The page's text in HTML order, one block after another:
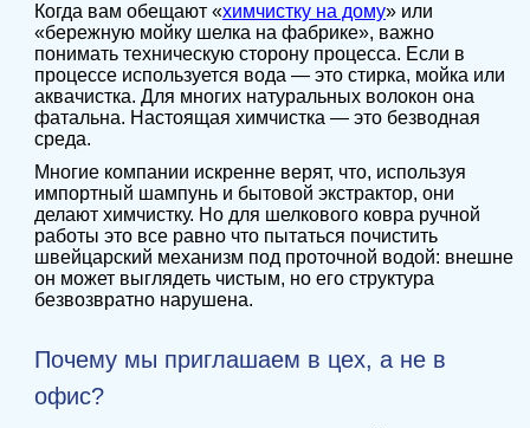
Когда вам обещают «химчистку на дому» или
«бережную мойку шелка на фабрике», важно
понимать техническую сторону процесса. Если в
процессе используется вода — это стирка, мойка или
аквачистка. Для многих натуральных волокон она
фатальна. Настоящая химчистка — это безводная
среда.
Многие компании искренне верят, что, используя
импортный шампунь и бытовой экстрактор, они
делают химчистку. Но для шелкового ковра ручной
работы это все равно что пытаться почистить
швейцарский механизм под проточной водой: внешне
он может выглядеть чистым, но его структура
безвозвратно нарушена.
Почему мы приглашаем в цех, а не в
офис?